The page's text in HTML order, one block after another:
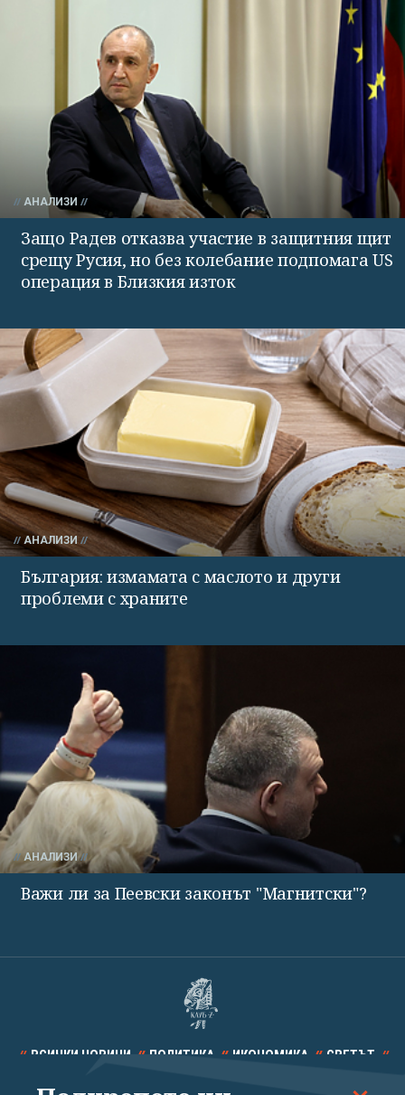
АНАЛИЗИ
Защо Радев отказва участие в защитния щит
срещу Русия, но без колебание подпомага US
операция в Близкия изток
АНАЛИЗИ
България: измамата с маслото и други
проблеми с храните
АНАЛИЗИ
Важи ли за Пеевски законът "Магнитски"?
ВСИЧКИ НОВИНИ ПОЛИТИКА ИКОНОМИКА СВЕТЪТ
СПОРТ КУЛТУРА ТЕХНОЛОГИИ КАЛЕЙДОСКОП